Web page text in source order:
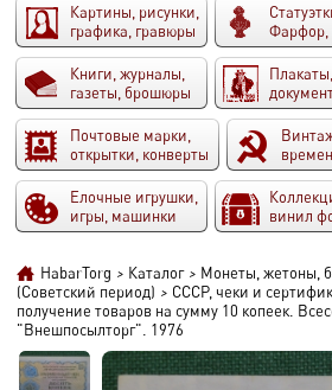
Картины, рисунки,
графика, гравюры
Фарфор,
Книги, журналы,
газеты, брошюры
Почтовые марки,
открытки, конверты
Елочные игрушки,
игры, машинки
винил
HabarTorg > Каталог > Монеты, жетоны,
(Советский период) > СССР, чеки и
получение товаров на сумму 10 копеек.
"Внешпосылторг". 1976